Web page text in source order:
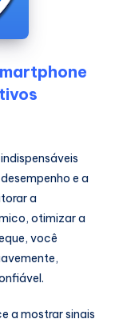
e a
a
otimizar a
você
a mostrar sinais